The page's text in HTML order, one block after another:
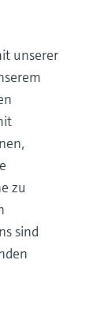
unserer
zu
sind